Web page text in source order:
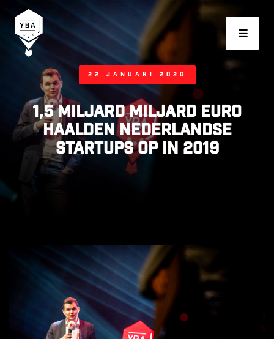
Young Business Award
22 januari 2020
1,5 miljard miljard euro
haalden Nederlandse
startups op in 2019